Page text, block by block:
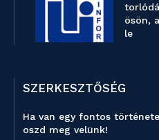
ösön,
le
SZERKESZTŐSÉG
Ha van egy fontos
oszd meg velünk!